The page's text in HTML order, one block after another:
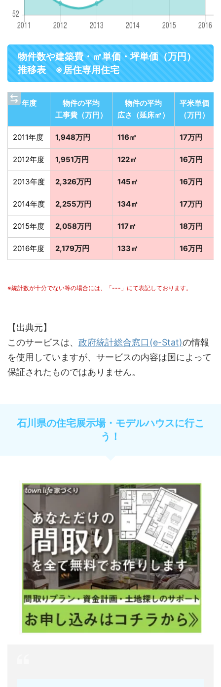
物件数や建築費・㎡単価・坪単価（万円）
推移表 ※居住専用住宅
年度
物件の平均
工事費（万円）
物件の平均
広さ（延床㎡）
平米単価
（万円）
2011年度 1,948万円 116㎡ 17万円
2012年度 1,951万円 122㎡ 16万円
2013年度 2,326万円 145㎡ 16万円
2014年度 2,255万円 134㎡ 17万円
2015年度 2,058万円 117㎡ 18万円
2016年度 2,179万円 133㎡ 16万円
※統計数が十分でない等の場合には、「---」にて表記しております。
【出典元】
このサービスは、 政府統計総合窓口(e-Stat)の情報
を使用していますが、サービスの内容は国によって
保証されたものではありません。
石川県の住宅展示場・モデルハウスに行こ
う！